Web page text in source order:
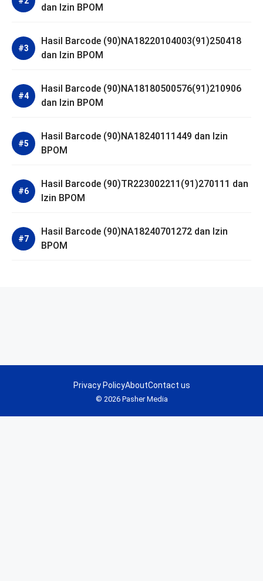
dan Izin BPOM
Hasil Barcode (90)NA18220104003(91)250418
dan Izin BPOM
Hasil Barcode (90)NA18180500576(91)210906
dan Izin BPOM
Hasil Barcode (90)NA18240111449 dan Izin
BPOM
Hasil Barcode (90)TR223002211(91)270111 dan
Izin BPOM
Hasil Barcode (90)NA18240701272 dan Izin
BPOM
© 2026 Pasher Media
Privacy PolicyAboutContact us